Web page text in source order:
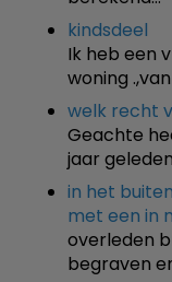
kindsdeel
Ik heb een
woning
welk recht
Geachte
jaar
in het
met een in
overleden
begraven